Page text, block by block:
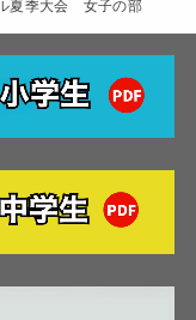
夏季大会 女子の部